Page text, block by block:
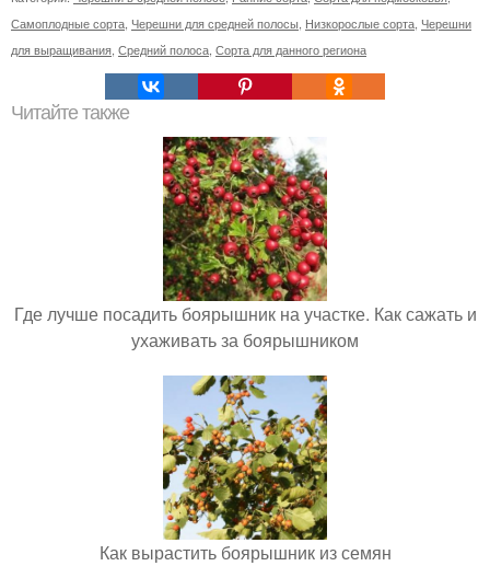
Самоплодные сорта Черешни для средней полосы Низкорослые сорта Черешни
для выращивания Средний полоса Сорта для данного региона
Читайте также
Где лучше посадить боярышник на участке. Как сажать и
ухаживать за боярышником
Как вырастить боярышник из семян